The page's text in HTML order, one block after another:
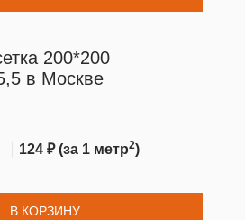
200*200
в Москве
124 ₽(за 1 метр2)
В КОРЗИНУ